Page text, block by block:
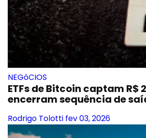
NEGóCIOS
ETFs de Bitcoin captam R$
encerram sequência de
Rodrigo Tolotti fev 03, 2026